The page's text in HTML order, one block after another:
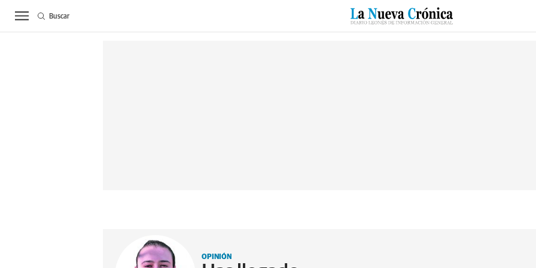
ACTUALIDAD BIERZO SUCESOS CULTURAS ESPECIALES DEPORTES
Buscar
OPINIÓN